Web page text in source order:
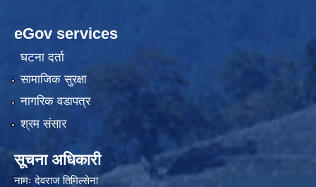
eGov services
घटना दर्ता
सामाजिक सुरक्षा
नागरिक वडापत्र
श्रम संसार
सूचना अधिकारी
नामः देवराज तिमिल्सेना